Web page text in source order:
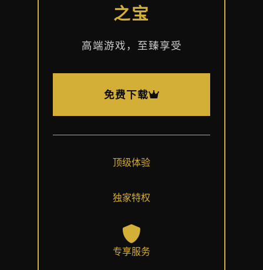
之宝
高端游戏，至臻享受
免费下载
顶级体验
独家特权
专享服务